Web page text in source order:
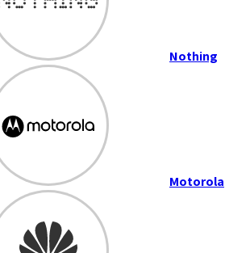
Nothing
Motorola